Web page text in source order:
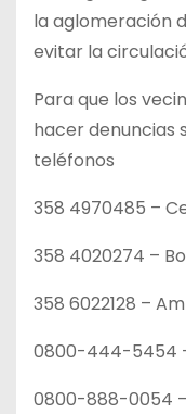
la aglomeración
evitar la
Para que los
hacer denuncias
teléfonos
358 4970485 –
358 4020274 –
358 6022128 –
0800-444-5454
0800-888-0054